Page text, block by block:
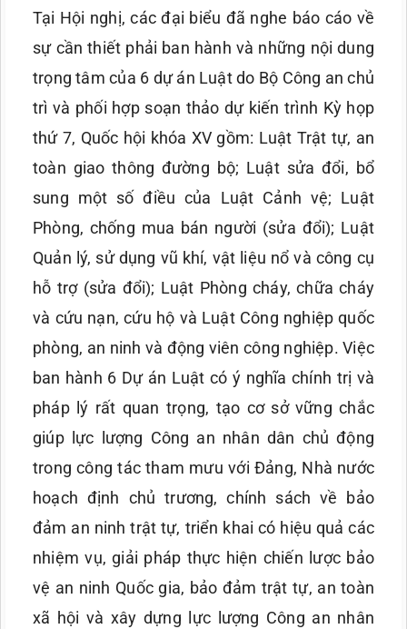
Tại Hội nghị, các đại biểu đã nghe báo cáo về
sự cần thiết phải ban hành và những nội dung
trọng tâm của 6 dự án Luật do Bộ Công an chủ
trì và phối hợp soạn thảo dự kiến trình Kỳ họp
thứ 7, Quốc hội khóa XV gồm: Luật Trật tự, an
toàn giao thông đường bộ; Luật sửa đổi, bổ
sung một số điều của Luật Cảnh vệ; Luật
Phòng, chống mua bán người (sửa đổi); Luật
Quản lý, sử dụng vũ khí, vật liệu nổ và công cụ
hỗ trợ (sửa đổi); Luật Phòng cháy, chữa cháy
và cứu nạn, cứu hộ và Luật Công nghiệp quốc
phòng, an ninh và động viên công nghiệp. Việc
ban hành 6 Dự án Luật có ý nghĩa chính trị và
pháp lý rất quan trọng, tạo cơ sở vững chắc
giúp lực lượng Công an nhân dân chủ động
trong công tác tham mưu với Đảng, Nhà nước
hoạch định chủ trương, chính sách về bảo
đảm an ninh trật tự, triển khai có hiệu quả các
nhiệm vụ, giải pháp thực hiện chiến lược bảo
vệ an ninh Quốc gia, bảo đảm trật tự, an toàn
xã hội và xây dựng lực lượng Công an nhân